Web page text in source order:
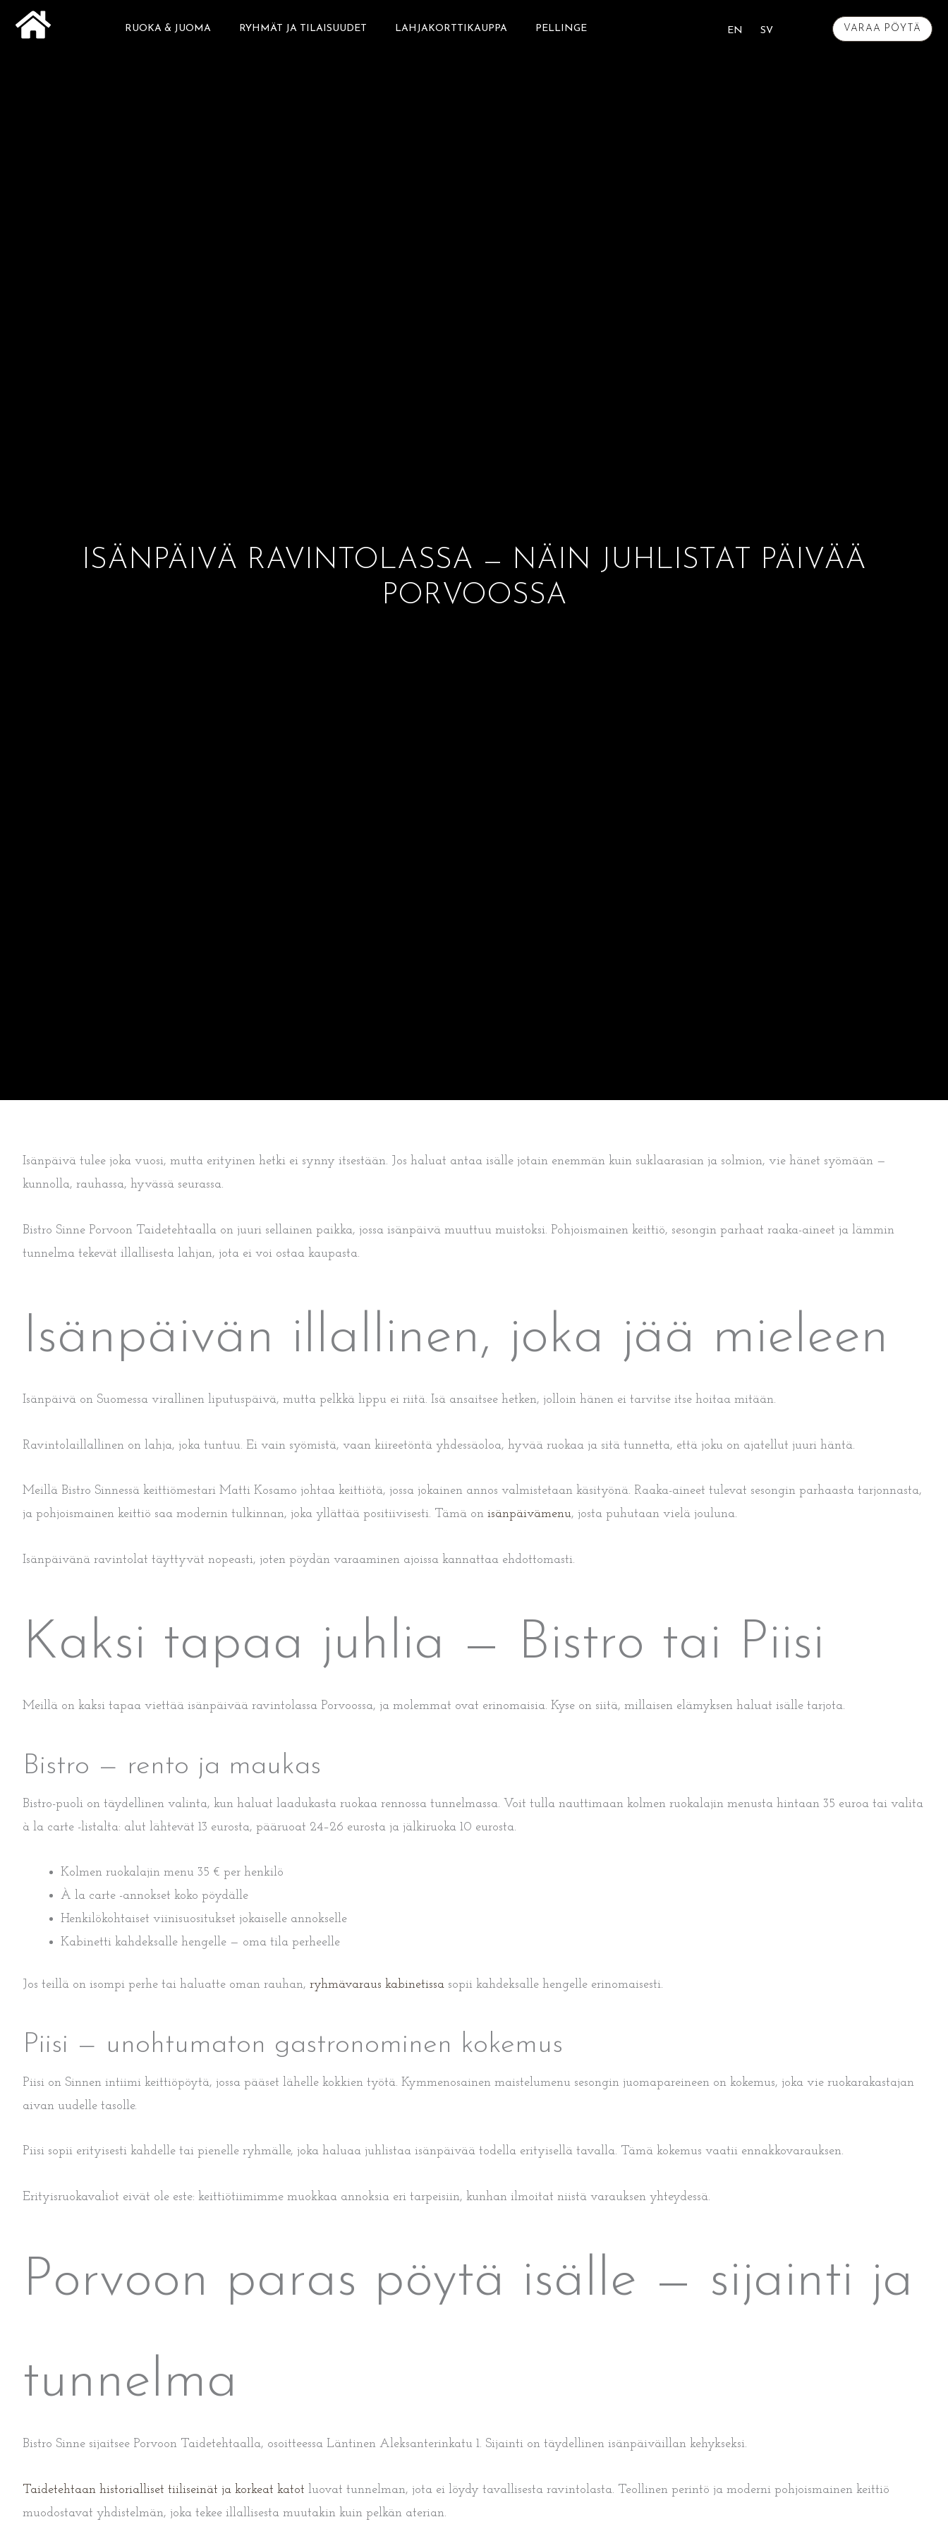
Siirry
sisältöön
RUOKA & JUOMA RYHMÄT JA TILAISUUDET LAHJAKORTTIKAUPPA PELLINGE EN SV VARAA PÖYTÄ
ISÄNPÄIVÄ RAVINTOLASSA — NÄIN JUHLISTAT PÄIVÄÄ
PORVOOSSA
Isänpäivä tulee joka vuosi, mutta erityinen hetki ei synny itsestään. Jos haluat antaa isälle jotain enemmän kuin suklaarasian ja solmion, vie hänet syömään —
kunnolla, rauhassa, hyvässä seurassa.
Bistro Sinne Porvoon Taidetehtaalla on juuri sellainen paikka, jossa isänpäivä muuttuu muistoksi. Pohjoismainen keittiö, sesongin parhaat raaka-aineet ja lämmin
tunnelma tekevät illallisesta lahjan, jota ei voi ostaa kaupasta.
Isänpäivän illallinen, joka jää mieleen
Isänpäivä on Suomessa virallinen liputuspäivä, mutta pelkkä lippu ei riitä. Isä ansaitsee hetken, jolloin hänen ei tarvitse itse hoitaa mitään.
Ravintolaillallinen on lahja, joka tuntuu. Ei vain syömistä, vaan kiireetöntä yhdessäoloa, hyvää ruokaa ja sitä tunnetta, että joku on ajatellut juuri häntä.
Meillä Bistro Sinnessä keittiömestari Matti Kosamo johtaa keittiötä, jossa jokainen annos valmistetaan käsityönä. Raaka-aineet tulevat sesongin parhaasta tarjonnasta,
ja pohjoismainen keittiö saa modernin tulkinnan, joka yllättää positiivisesti. Tämä on isänpäivämenu, josta puhutaan vielä jouluna.
Isänpäivänä ravintolat täyttyvät nopeasti, joten pöydän varaaminen ajoissa kannattaa ehdottomasti.
Kaksi tapaa juhlia — Bistro tai Piisi
Meillä on kaksi tapaa viettää isänpäivää ravintolassa Porvoossa, ja molemmat ovat erinomaisia. Kyse on siitä, millaisen elämyksen haluat isälle tarjota.
Bistro — rento ja maukas
Bistro-puoli on täydellinen valinta, kun haluat laadukasta ruokaa rennossa tunnelmassa. Voit tulla nauttimaan kolmen ruokalajin menusta hintaan 35 euroa tai valita
à la carte -listalta: alut lähtevät 13 eurosta, pääruoat 24–26 eurosta ja jälkiruoka 10 eurosta.
Kolmen ruokalajin menu 35 € per henkilö
À la carte -annokset koko pöydälle
Henkilökohtaiset viinisuositukset jokaiselle annokselle
Kabinetti kahdeksalle hengelle — oma tila perheelle
Jos teillä on isompi perhe tai haluatte oman rauhan, ryhmävaraus kabinetissa sopii kahdeksalle hengelle erinomaisesti.
Piisi — unohtumaton gastronominen kokemus
Piisi on Sinnen intiimi keittiöpöytä, jossa pääset lähelle kokkien työtä. Kymmenosainen maistelumenu sesongin juomapareineen on kokemus, joka vie ruokarakastajan
aivan uudelle tasolle.
Piisi sopii erityisesti kahdelle tai pienelle ryhmälle, joka haluaa juhlistaa isänpäivää todella erityisellä tavalla. Tämä kokemus vaatii ennakkovarauksen.
Erityisruokavaliot eivät ole este: keittiötiimimme muokkaa annoksia eri tarpeisiin, kunhan ilmoitat niistä varauksen yhteydessä.
Porvoon paras pöytä isälle — sijainti ja
tunnelma
Bistro Sinne sijaitsee Porvoon Taidetehtaalla, osoitteessa Läntinen Aleksanterinkatu 1. Sijainti on täydellinen isänpäiväillan kehykseksi.
Taidetehtaan historialliset tiiliseinät ja korkeat katot luovat tunnelman, jota ei löydy tavallisesta ravintolasta. Teollinen perintö ja moderni pohjoismainen keittiö
muodostavat yhdistelmän, joka tekee illallisesta muutakin kuin pelkän aterian.